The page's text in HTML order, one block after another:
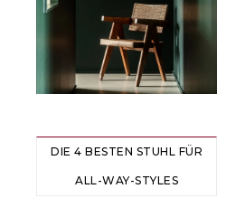
DIE 4 BESTEN STUHL FÜR
ALL-WAY-STYLES